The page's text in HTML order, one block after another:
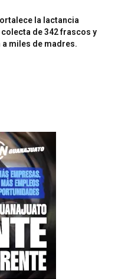
la lactancia
de 342 frascos y
miles de madres.